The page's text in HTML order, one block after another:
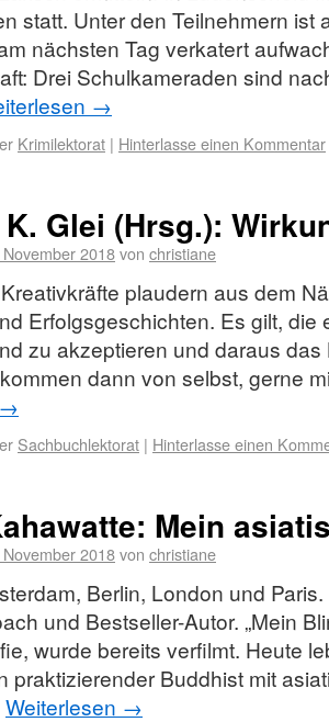
statt. Unter den Teilnehmern ist
nächsten Tag verkatert
Drei Schulkameraden sind
→
Krimilektorat | Hinterlasse einen Kommentar
Glei (Hrsg.):
2018von christiane
plaudern aus dem
Erfolgsgeschichten. Es gilt, die
zu akzeptieren und daraus
dann von selbst, gerne
→
Sachbuchlektorat | Hinterlasse einen
Mein
2018von christiane
Berlin, London und
und Bestseller-Autor. „Mein
wurde bereits verfilmt. Heute
praktizierender Buddhist mit
Weiterlesen →